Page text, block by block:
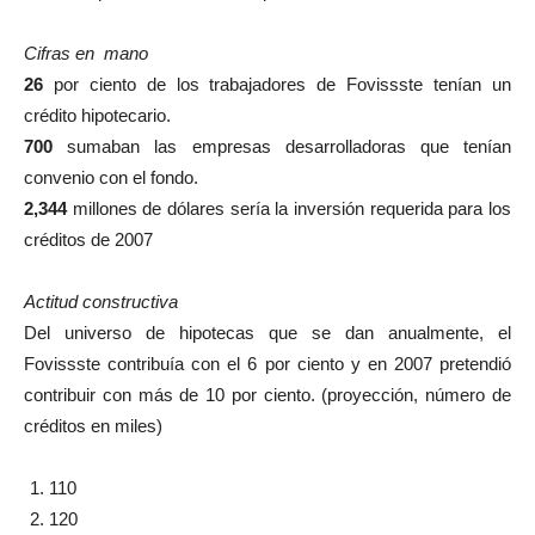
Cifras en mano
26 por ciento de los trabajadores de Fovissste tenían un
crédito hipotecario.
700 sumaban las empresas desarrolladoras que tenían
convenio con el fondo.
2,344millones de dólares sería la inversión requerida para los
créditos de 2007
Actitud constructiva
Del universo de hipotecas que se dan anualmente, el
Fovissste contribuía con el 6 por ciento y en 2007 pretendió
contribuir con más de 10 por ciento. (proyección, número de
créditos en miles)
110
120